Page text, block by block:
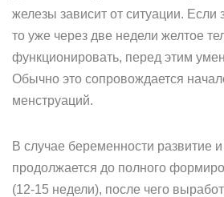
железы зависит от ситуации. Если
то уже через две недели желтое
функционировать, перед этим
Обычно это сопровождается
менструаций.
В случае беременности развитие
продолжается до полного
(12-15 недели), после чего